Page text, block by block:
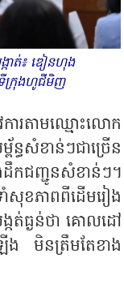
ាត់៖ ឌៀនហុង
ក្រុងហូជីមិញ
រតាមឈ្មោះលោក
ធសំខាន់ៗជាច្រើន
ដឹកជញ្ជូនសំខាន់ៗ។
សុខភាពពីដើមរៀង
កត់ធ្ងន់ថា គោលដៅ
ង មិនត្រឹមតែខាង